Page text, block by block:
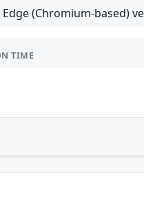
(Chromium-based)
TIME